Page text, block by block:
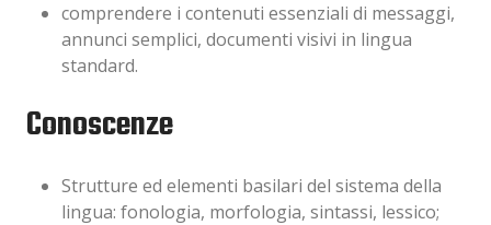
comprendere i contenuti essenziali di messaggi,
annunci semplici, documenti visivi in lingua
standard.
Conoscenze
Strutture ed elementi basilari del sistema della
lingua: fonologia, morfologia, sintassi, lessico;